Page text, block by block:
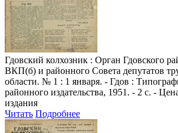
Гдовский колхозник : Орган Гдовского
ВКП(б) и районного Совета депутатов
области. № 1 : 1 января. - Гдов :
районного издательства, 1951. - 2 с. -
издания
Читать Подробнее